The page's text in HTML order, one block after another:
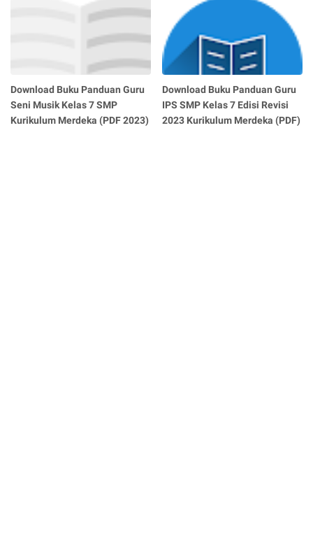
Download Buku Panduan Guru
Seni Musik Kelas 7 SMP
Kurikulum Merdeka (PDF 2023)
Download Buku Panduan Guru
IPS SMP Kelas 7 Edisi Revisi
2023 Kurikulum Merdeka (PDF)